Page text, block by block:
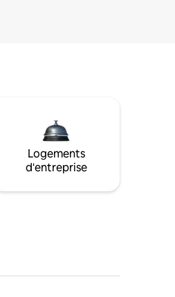
Logements
d'entreprise